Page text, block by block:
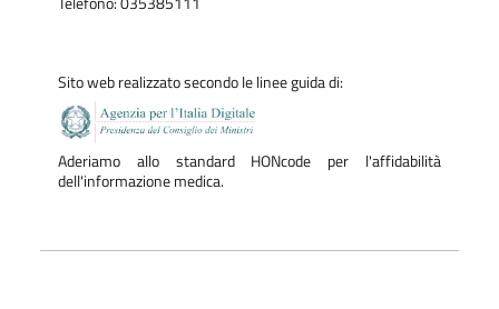
Sito web realizzato secondo le linee guida di:
Aderiamo allo standard HONcode per l'affidabilità
dell'informazione medica.